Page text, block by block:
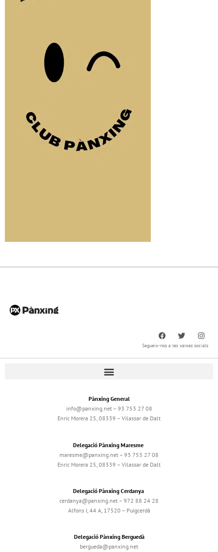
Segueix-nos a les xarxes socials
Pànxing General
info@panxing.net – 93 753 27 08
Enric Morera 25, 08339 – Vilassar de Dalt
Delegació Pànxing Maresme
maresme@panxing.net – 93 753 27 08
Enric Morera 25, 08339 – Vilassar de Dalt
Delegació Pànxing Cerdanya
cerdanya@panxing.net – 972 88 24 28
Alfons I, 44 A, 17520 – Puigcerdà
Delegació Pànxing Berguedà
bergueda@panxing.net